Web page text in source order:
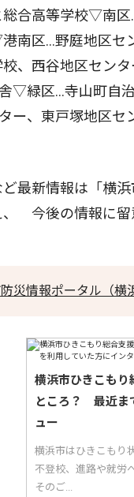
合高等学校▽南
南区…野庭地区
校、西谷地区セ
▽緑区…寺山町自
ー、東戸塚地区
最新情報は「横
今後の情報に留
災情報ポータル（横
横浜市ひきこもり
ところ？ 最近ま
ュー
横浜市はひきこもり
不登校、進路や就労
そのご...